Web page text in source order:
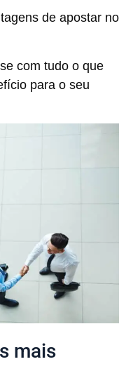
de apostar no
com tudo o que
para o seu
mais